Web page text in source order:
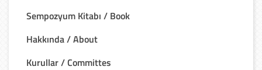
Sempozyum Kitabı / Book
Hakkında / About
Kurullar / Committes